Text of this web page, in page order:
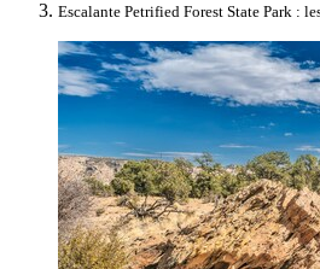
Escalante Petrified Forest State Park :